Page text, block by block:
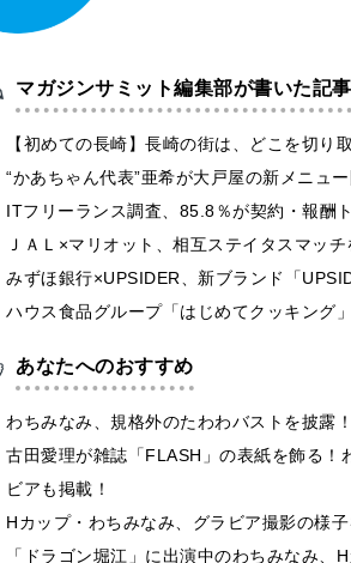
マガジンサミット編集部が書いた記事
【初めての長崎】長崎の街は、どこを切り
“かあちゃん代表”亜希が大戸屋の新メニ
ITフリーランス調査、85.8％が契約・報
ＪＡＬ×マリオット、相互ステイタスマッ
みずほ銀行×UPSIDER、新ブランド「
ハウス食品グループ「はじめてクッキン
あなたへのおすすめ
わちみなみ、規格外のたわわバストを披露
古田愛理が雑誌「FLASH」の表紙を飾る！
ビアも掲載！
Hカップ・わちみなみ、グラビア撮影の様
「ドラゴン堀江」に出演中のわちみなみ、